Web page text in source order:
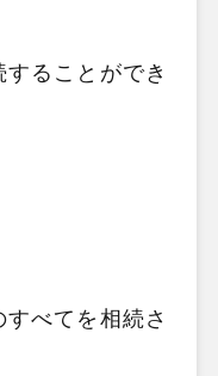
ることができ
べてを相続さ